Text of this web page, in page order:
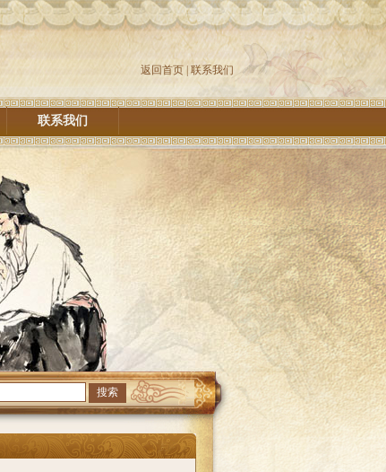
返回首页| 联系我们
联系我们